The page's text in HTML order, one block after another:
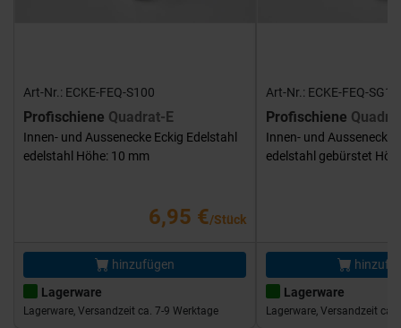
Art-Nr.: ECKE-FEQ-S100
Profischiene Quadrat-E
Innen- und Aussenecke Eckig Edelstahl
edelstahl Höhe: 10 mm
6,95 €/Stück
hinzufügen
Lagerware
Lagerware, Versandzeit ca. 7-9 Werktage
Art-Nr.: ECKE-FEQ-
Profischiene
Innen- und Aussenecke
edelstahl gebürstet
Lagerware
Lagerware, Versandzeit ca.